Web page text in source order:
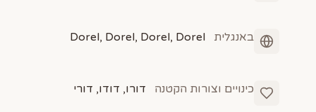
באנגלית Dorel, Dorel, Dorel, Dorel
כינויים וצורות הקטנה דורו, דודו, דורי